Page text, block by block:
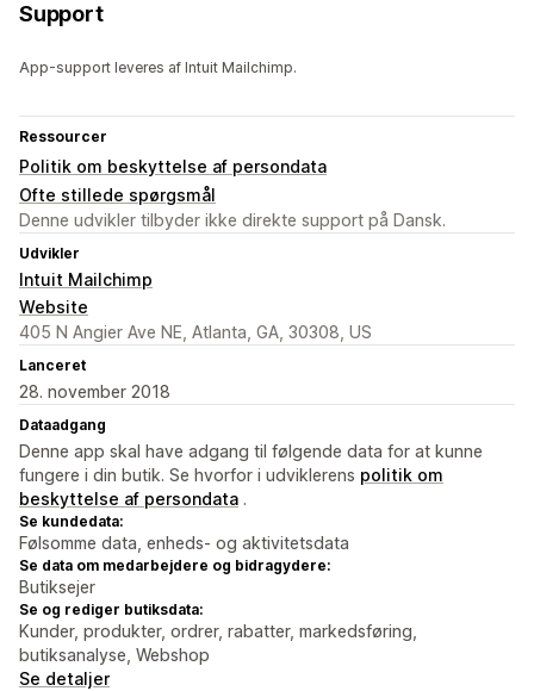
Support
App-support leveres af Intuit Mailchimp.
Ressourcer
Politik om beskyttelse af persondata
Ofte stillede spørgsmål
Denne udvikler tilbyder ikke direkte support på Dansk.
Udvikler
Intuit Mailchimp
Website
405 N Angier Ave NE, Atlanta, GA, 30308, US
Lanceret
28. november 2018
Dataadgang
Denne app skal have adgang til følgende data for at kunne
fungere i din butik. Se hvorfor i udviklerens politik om
beskyttelse af persondata .
Se kundedata:
Følsomme data, enheds- og aktivitetsdata
Se data om medarbejdere og bidragydere:
Butiksejer
Se og rediger butiksdata:
Kunder, produkter, ordrer, rabatter, markedsføring,
butiksanalyse, Webshop
Se detaljer